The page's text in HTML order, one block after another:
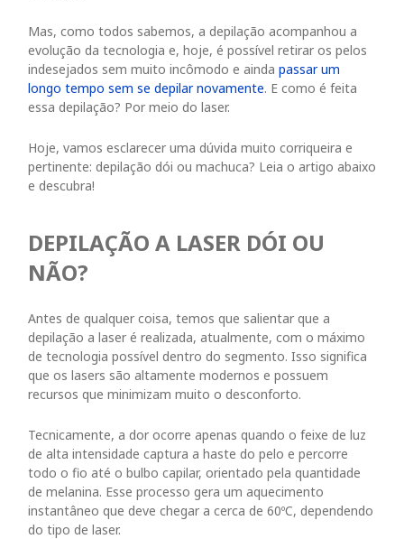
Mas, como todos sabemos, a depilação acompanhou a
evolução da tecnologia e, hoje, é possível retirar os pelos
indesejados sem muito incômodo e ainda passar um
longo tempo sem se depilar novamente. E como é feita
essa depilação? Por meio do laser.
Hoje, vamos esclarecer uma dúvida muito corriqueira e
pertinente: depilação dói ou machuca? Leia o artigo abaixo
e descubra!
DEPILAÇÃO A LASER DÓI OU
NÃO?
Antes de qualquer coisa, temos que salientar que a
depilação a laser é realizada, atualmente, com o máximo
de tecnologia possível dentro do segmento. Isso significa
que os lasers são altamente modernos e possuem
recursos que minimizam muito o desconforto.
Tecnicamente, a dor ocorre apenas quando o feixe de luz
de alta intensidade captura a haste do pelo e percorre
todo o fio até o bulbo capilar, orientado pela quantidade
de melanina. Esse processo gera um aquecimento
instantâneo que deve chegar a cerca de 60ºC, dependendo
do tipo de laser.